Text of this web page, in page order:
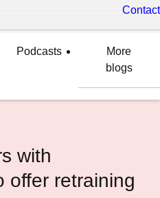
Contact
Podcasts
More
blogs
with
offer retraining